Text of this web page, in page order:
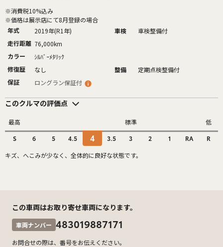
※消費税10%込み
※価格は展示店にて8月登録の場合
年式
2019年(R1年) 車検
車検整備付
走行距離 76,000km
カラー
ｼﾙﾊﾞｰﾒﾀﾘｯｸ
修復歴
なし 整備
定期点検整備付
保証
ロングラン保証付
このクルマの評価点
最高 標準 低
S 6 5 4.5 4 3.5 3 2 1 RA R
キズ、へこみが少なく、全体的に良好な状態です。
この車両はお取り寄せ車両になります。
車両ナンバー 483019887171
お問合せの際は、番号をお伝えください。